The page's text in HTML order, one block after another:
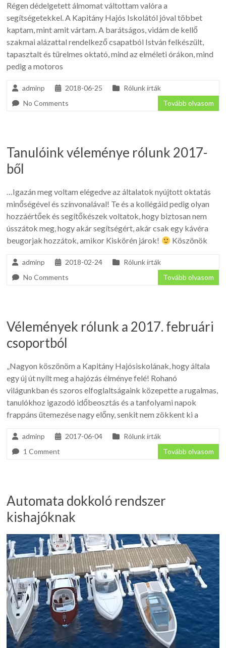
Régen dédelgetett álmomat váltottam valóra a
segítségetekkel. A Kapitány Hajós Iskolától jóval többet
kaptam, mint amit vártam. A barátságos, vidám de kellő
szakmai alázattal rendelkező csapatból István felkészült,
tapasztalt és türelmes oktató, mind az elméleti órákon, mind
pedig a motoros
adminp 2018-06-25
Rólunk írták
No Comments
Tovább olvasom
Tanulóink véleménye rólunk 2017-
ből
…Igazán meg voltam elégedve az általatok nyújtott oktatás
minőségével és színvonalával! Te és a kollégáid pedig olyan
hozzáértőek és segítőkészek voltatok, hogy biztosan nem
ússzátok meg, hogy akár segítségért, akár csak egy kávéra
beugorjak hozzátok, amikor Kiskörén járok!
Köszönök
adminp 2018-02-24
Rólunk írták
No Comments
Tovább olvasom
Vélemények rólunk a 2017. februári
csoportból
„Nagyon köszönöm a Kapitány Hajósiskolának, hogy általa
egy új út nyílt meg a hajózás élménye felé! Rohanó
világunkban és szoros elfoglaltságaink közepette a rugalmas,
tanulókhoz igazodó időbeosztás és a tanfolyami napok
frappáns ütemezése nagy előny, senkit nem zökkent ki a
adminp 2017-06-04
Rólunk írták
1 Comment
Tovább olvasom
Automata dokkoló rendszer
kishajóknak